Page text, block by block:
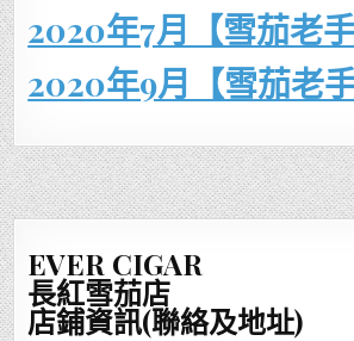
2020年7月【雪茄老
2020年9月【雪茄老
EVER CIGAR
長紅雪茄店
店鋪資訊(聯絡及地址)